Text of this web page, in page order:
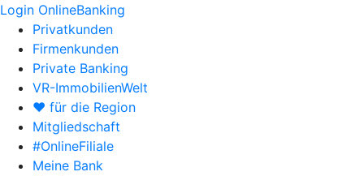
Login OnlineBanking
Privatkunden
Firmenkunden
Private Banking
VR-ImmobilienWelt
♥ für die Region
Mitgliedschaft
#OnlineFiliale
Meine Bank